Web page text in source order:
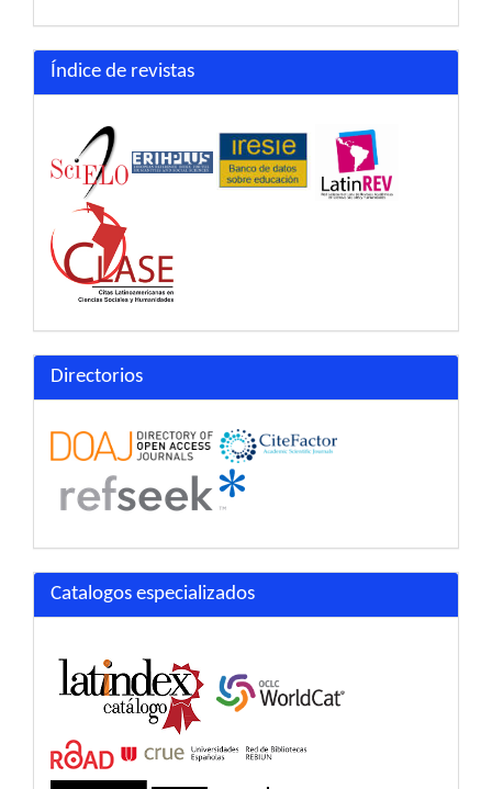
Índice de revistas
Directorios
Catalogos especializados